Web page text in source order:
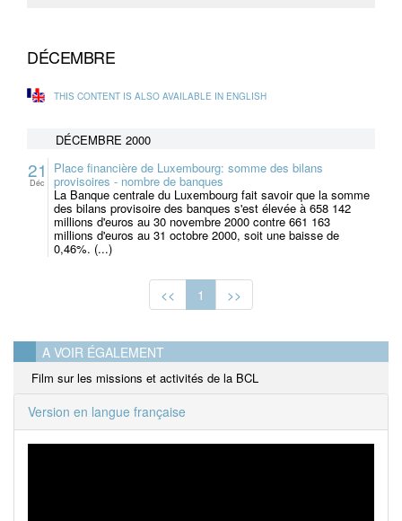
DÉCEMBRE
THIS CONTENT IS ALSO AVAILABLE IN ENGLISH
DÉCEMBRE 2000
21
Déc
Place financière de Luxembourg: somme des bilans
provisoires - nombre de banques
La Banque centrale du Luxembourg fait savoir que la somme
des bilans provisoire des banques s'est élevée à 658 142
millions d'euros au 30 novembre 2000 contre 661 163
millions d'euros au 31 octobre 2000, soit une baisse de
0,46%. (...)
<< 1 >>
A VOIR ÉGALEMENT
Film sur les missions et activités de la BCL
Version en langue française